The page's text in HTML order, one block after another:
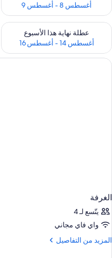
أغسطس 8 - أغسطس 9
عطلة نهاية هذا الأسبوع
أغسطس 14 - أغسطس 16
تحقق من مدى التوفر لعطلة نهاية هذا
الغرفة
يتّسع لـ 4
واي فاي مجاني
المزيد من التفاصيل
المزيد